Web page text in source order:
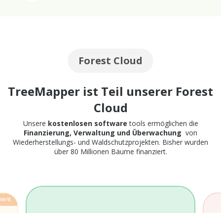
Forest Cloud
TreeMapper ist Teil unserer Forest
Cloud
Unsere kostenlosen software tools ermöglichen die
Finanzierung, Verwaltung und Überwachung von
Wiederherstellungs- und Waldschutzprojekten. Bisher wurden
über 80 Millionen Bäume finanziert.